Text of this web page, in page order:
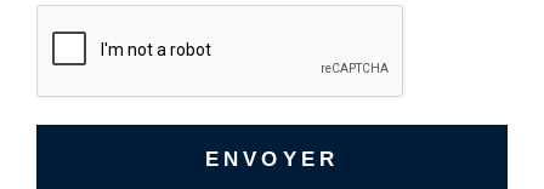
ENVOYER